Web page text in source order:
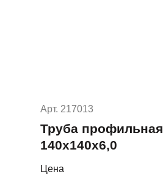
Арт. 217013
Труба профильная
140х140х6,0
Цена